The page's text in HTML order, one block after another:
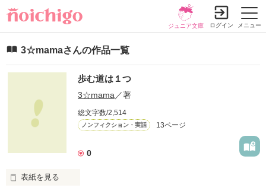
メニュー
ジュニア文庫 ログイン
3☆mamaさんの作品一覧
歩む道は１つ
3☆mama ／著
総文字数/2,514
ノンフィクション・実話 13ページ
0
表紙を見る